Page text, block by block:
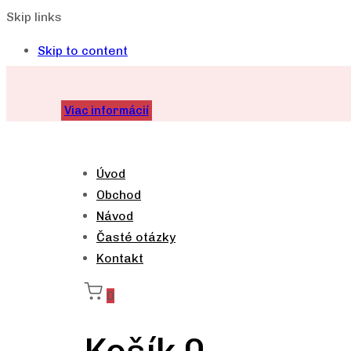
Skip links
Skip to content
Viac informácií
Úvod
Obchod
Návod
Časté otázky
Kontakt
0